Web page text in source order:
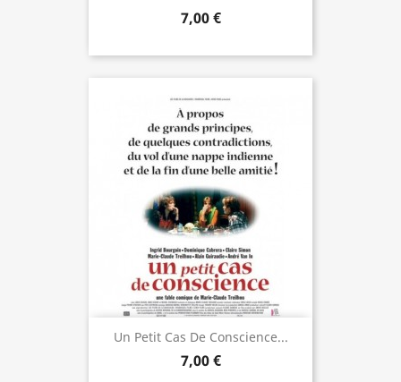
7,00 €
Un Petit Cas De Conscience...
7,00 €